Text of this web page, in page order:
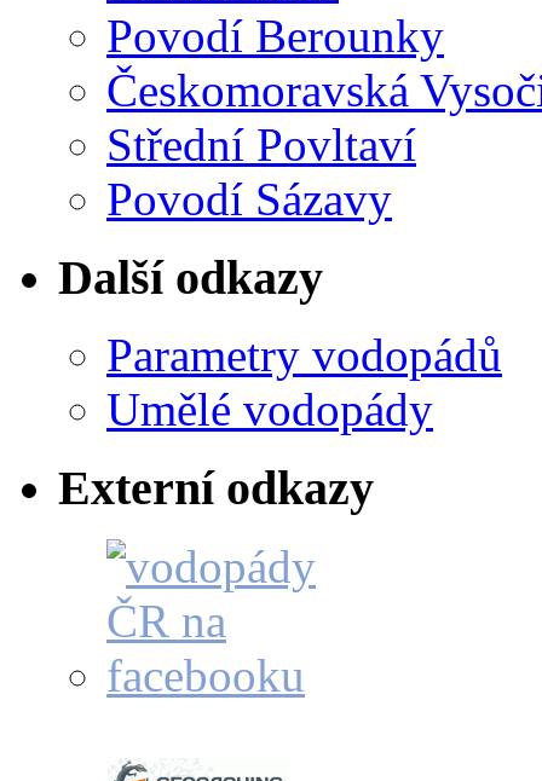
Povodí Berounky
Českomoravská
Střední Povltaví
Povodí Sázavy
Další odkazy
Parametry vodopádů
Umělé vodopády
Externí odkazy